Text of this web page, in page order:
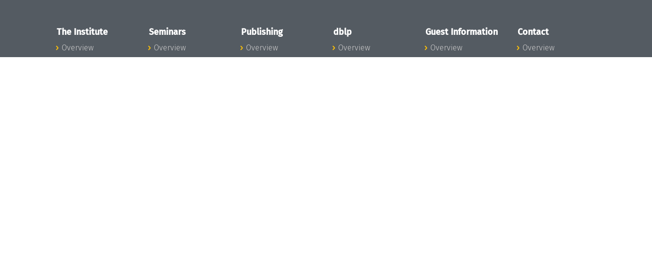
The Institute
Overview
Seminars
Overview
Publishing
Overview
dblp
Overview
Guest Information
Overview
Contact
Overview